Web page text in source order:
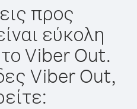
προς
εύκολη
Viber Out.
Viber Out,